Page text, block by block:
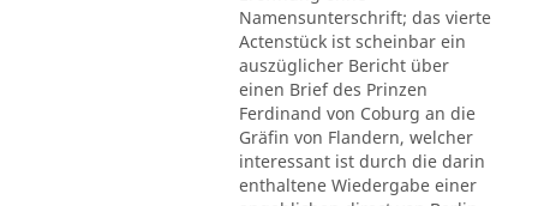
Namensunterschrift; das vierte
Actenstück ist scheinbar ein
auszüglicher Bericht über
einen Brief des Prinzen
Ferdinand von Coburg an die
Gräfin von Flandern, welcher
interessant ist durch die darin
enthaltene Wiedergabe einer